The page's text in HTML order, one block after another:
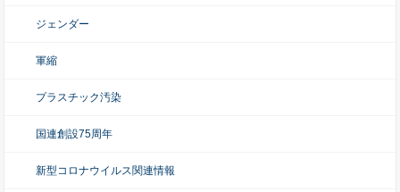
ジェンダー
軍縮
プラスチック汚染
国連創設75周年
新型コロナウイルス関連情報